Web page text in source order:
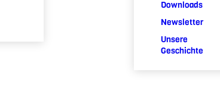
Downloads
Newsletter
Unsere
Geschichte